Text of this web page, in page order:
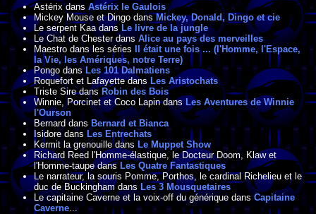
Astérix dans Astérix le Gaulois
Mickey Mouse et Dingo dansMickey, Donald, Dingo et cie
Le serpent Kaa dans Le livre de la jungle
Le Chat de Chester dansAlice au pays des merveilles
Maestro dans les séries Il était une fois ... (l'Homme, l'Espace,
la Vie, les Amériques, notre Terre)
Pongo dansLes 101 Dalmatiens
Roquefort et Lafayette dans Les Aristochats
Triste Sire dans Robin des Bois
Winnie, Porcinet et Coco Lapin dans Les Aventures de Winnie
l'Ourson
Bernard dans Bernard et Bianca
Isidore dans Les Entrechats
Kermit la grenouille dans Le Muppet Show
Richard Reed l'Homme-élastique, le Docteur Doom, Klaw et
l'Homme-taupe dans Les Quatre Fantastiques
Le narrateur, la souris Pomme, Porthos, le cardinal Richelieu et le
duc de Buckingham dans Les 3 Mousquetaires
Le capitaine Caverne et la voix-off du générique dansCapitaine
Caverne...